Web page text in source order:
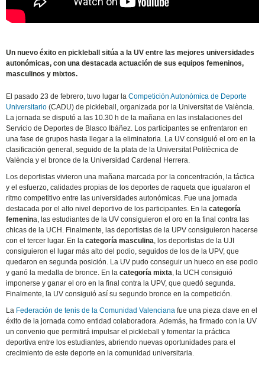
Un nuevo éxito en pickleball sitúa a la UV entre las mejores universidades
autonómicas, con una destacada actuación de sus equipos femeninos,
masculinos y mixtos.
El pasado 23 de febrero, tuvo lugar laCompetición Autonómica de Deporte
Universitario (CADU) de pickleball, organizada por la Universitat de València.
La jornada se disputó a las 10.30 h de la mañana en las instalaciones del
Servicio de Deportes de Blasco Ibáñez. Los participantes se enfrentaron en
una fase de grupos hasta llegar a la eliminatoria. La UV consiguió el oro en la
clasificación general, seguido de la plata de la Universitat Politècnica de
València y el bronce de la Universidad Cardenal Herrera.
Los deportistas vivieron una mañana marcada por la concentración, la táctica
y el esfuerzo, calidades propias de los deportes de raqueta que igualaron el
ritmo competitivo entre las universidades autonómicas. Fue una jornada
destacada por el alto nivel deportivo de los participantes. En lacategoría
femenina, las estudiantes de la UV consiguieron el oro en la final contra las
chicas de la UCH. Finalmente, las deportistas de la UPV consiguieron hacerse
con el tercer lugar. En lacategoría masculina, los deportistas de la UJI
consiguieron el lugar más alto del podio, seguidos de los de la UPV, que
quedaron en segunda posición. La UV pudo conseguir un hueco en ese podio
y ganó la medalla de bronce. En lacategoría mixta, la UCH consiguió
imponerse y ganar el oro en la final contra la UPV, que quedó segunda.
Finalmente, la UV consiguió así su segundo bronce en la competición.
La Federación de tenis de la Comunidad Valenciana fue una pieza clave en el
éxito de la jornada como entidad colaboradora. Además, ha firmado con la UV
un convenio que permitirá impulsar el pickleball y fomentar la práctica
deportiva entre los estudiantes, abriendo nuevas oportunidades para el
crecimiento de este deporte en la comunidad universitaria.